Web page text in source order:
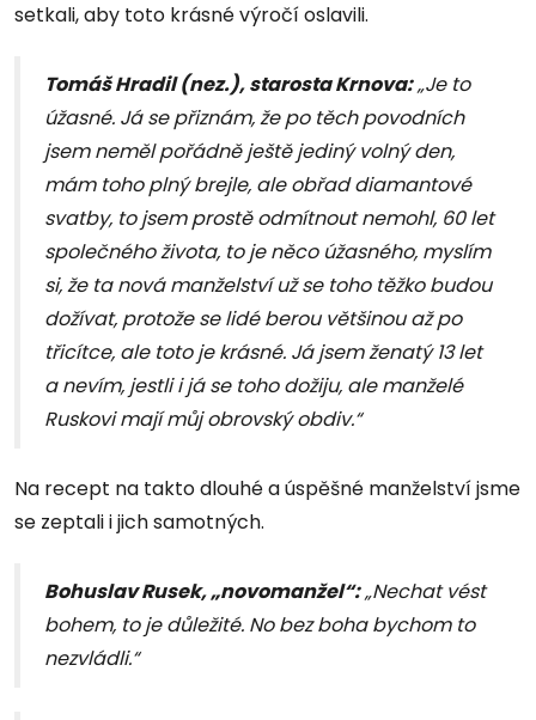
setkali, aby toto krásné výročí oslavili.
Tomáš Hradil (nez.), starosta Krnova:„Je to
úžasné. Já se přiznám, že po těch povodních
jsem neměl pořádně ještě jediný volný den,
mám toho plný brejle, ale obřad diamantové
svatby, to jsem prostě odmítnout nemohl, 60 let
společného života, to je něco úžasného, myslím
si, že ta nová manželství už se toho těžko budou
dožívat, protože se lidé berou většinou až po
třicítce, ale toto je krásné. Já jsem ženatý 13 let
a nevím, jestli i já se toho dožiju, ale manželé
Ruskovi mají můj obrovský obdiv.“
Na recept na takto dlouhé a úspěšné manželství jsme
se zeptali i jich samotných.
Bohuslav Rusek, „novomanžel“:„Nechat vést
bohem, to je důležité. No bez boha bychom to
nezvládli.“